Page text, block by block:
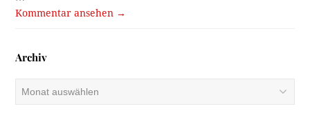
Kommentar ansehen →
Archiv